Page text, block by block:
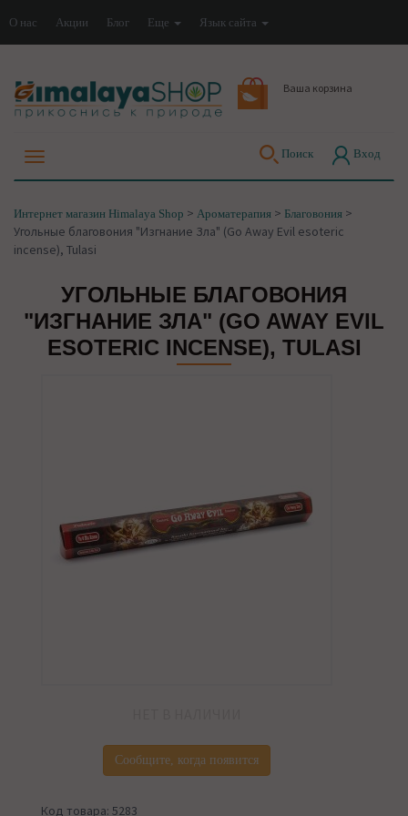
О нас Акции Блог Еще Язык сайта
Ваша корзина
Поиск Вход
Интернет магазин Himalaya Shop > Ароматерапия > Благовония >
Угольные благовония "Изгнание Зла" (Go Away Evil esoteric
incense), Tulasi
УГОЛЬНЫЕ БЛАГОВОНИЯ
"ИЗГНАНИЕ ЗЛА" (GO AWAY EVIL
ESOTERIC INCENSE), TULASI
Сообщите, когда появится
Код товара: 5283